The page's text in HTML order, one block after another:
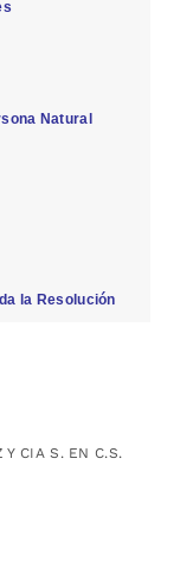
Natural
la Resolución
Y CIA S. EN C.S.